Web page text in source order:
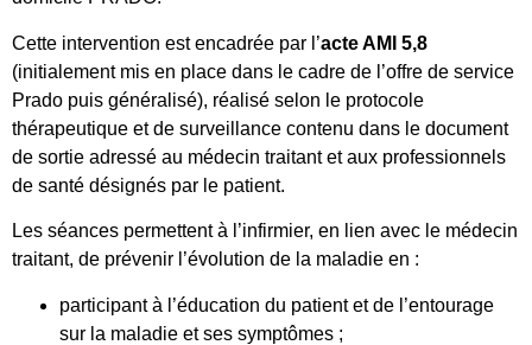
Cette intervention est encadrée par l’acte AMI 5,8
(initialement mis en place dans le cadre de l’offre de service
Prado puis généralisé), réalisé selon le protocole
thérapeutique et de surveillance contenu dans le document
de sortie adressé au médecin traitant et aux professionnels
de santé désignés par le patient.
Les séances permettent à l’infirmier, en lien avec le médecin
traitant, de prévenir l’évolution de la maladie en :
participant à l’éducation du patient et de l’entourage
sur la maladie et ses symptômes ;